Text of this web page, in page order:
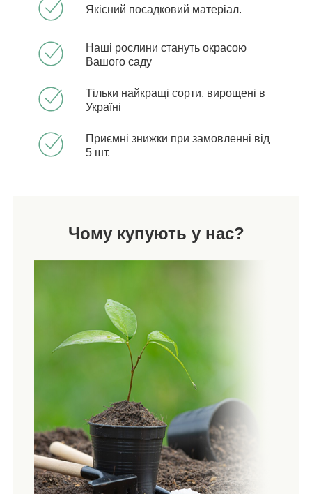
Якісний посадковий матеріал.
Наші рослини стануть окрасою
Вашого саду
Тільки найкращі сорти, вирощені в
Україні
Приємні знижки при замовленні від
5 шт.
Чому купують у нас?